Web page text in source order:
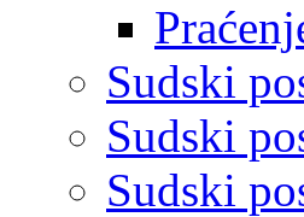
Sudski
Sudski
Sudski